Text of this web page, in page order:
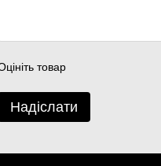
товар
Надіслати